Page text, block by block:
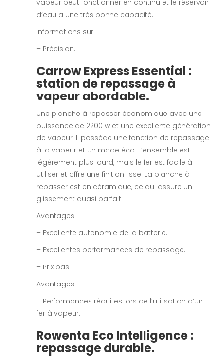
vapeur peut fonctionner en continu et le réservoir
d’eau a une très bonne capacité.
Informations sur.
– Précision.
Carrow Express Essential :
station de repassage à
vapeur abordable.
Une planche à repasser économique avec une
puissance de 2200 w et une excellente génération
de vapeur. Il possède une fonction de repassage
à la vapeur et un mode éco. L’ensemble est
légèrement plus lourd, mais le fer est facile à
utiliser et offre une finition lisse. La planche à
repasser est en céramique, ce qui assure un
glissement quasi parfait.
Avantages.
– Excellente autonomie de la batterie.
– Excellentes performances de repassage.
– Prix bas.
Avantages.
– Performances réduites lors de l’utilisation d’un
fer à vapeur.
Rowenta Eco Intelligence :
repassage durable.